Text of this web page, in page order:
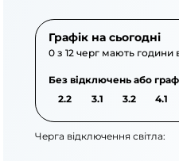
Графік на сьогодні
0 з 12 черг мають години
Без відключень або
2.2
3.1 3.2 4.1
Черга відключення світла: